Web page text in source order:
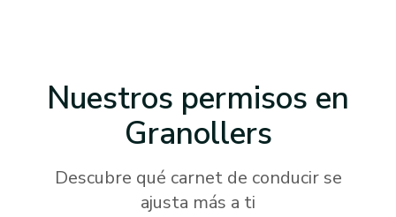
Nuestros permisos en
Granollers
Descubre qué carnet de conducir se
ajusta más a ti